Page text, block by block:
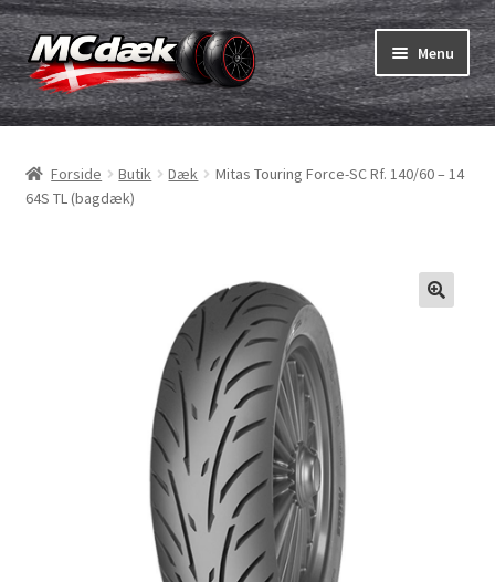
Spring
til
navigation
Spring
til
indhold
Menu
Dæk
Udfold
Slanger & fælgband
Udfold
Udfold
Forside Butik Dæk
Mitas Touring Force-SC Rf. 140/60 – 14
64S TL (bagdæk)